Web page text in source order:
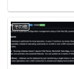
その他